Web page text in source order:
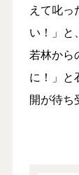
えて叱
い！」と
若林から
に！」と
開が待